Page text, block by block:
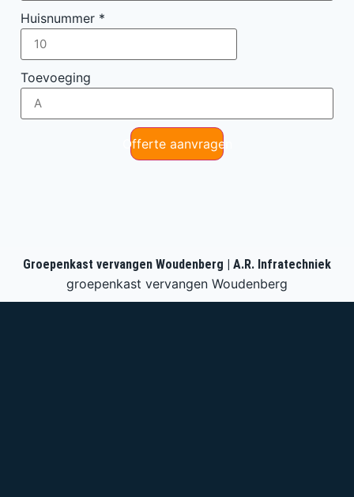
Huisnummer *
Toevoeging
Offerte aanvragen
Groepenkast vervangen Woudenberg | A.R. Infratechniek
groepenkast vervangen Woudenberg